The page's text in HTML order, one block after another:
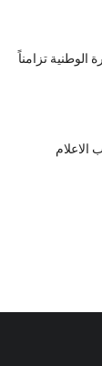
الوطنية تزامناً
الاعلام